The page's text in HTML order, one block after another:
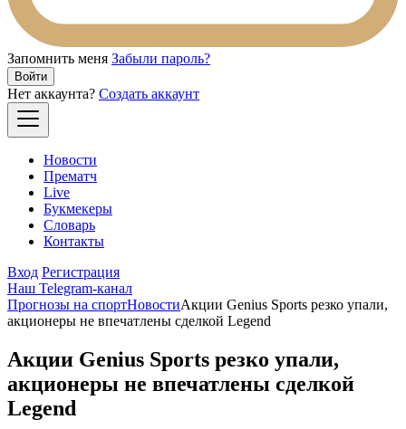
Запомнить меня Забыли пароль?
Войти
Нет аккаунта? Создать аккаунт
Новости
Прематч
Live
Букмекеры
Словарь
Контакты
Вход Регистрация
Наш Telegram-канал
Прогнозы на спортНовостиАкции Genius Sports резко упали,
акционеры не впечатлены сделкой Legend
Акции Genius Sports резко упали,
акционеры не впечатлены сделкой
Legend